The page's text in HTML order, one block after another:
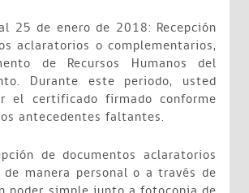
25 de enero de 2018: Recepción
aclaratorios o complementarios,
de Recursos Humanos del
Durante este periodo, usted
el certificado firmado conforme
antecedentes faltantes.
de documentos aclaratorios
de manera personal o a través de